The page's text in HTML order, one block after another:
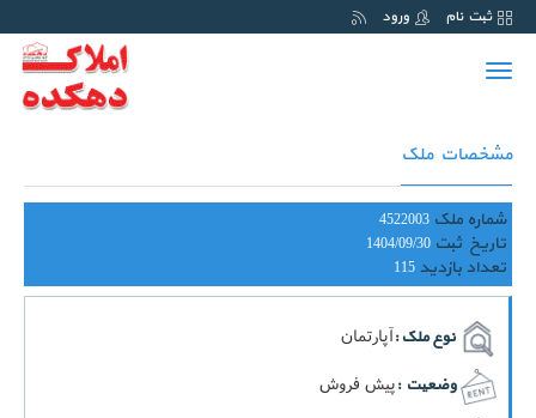
ثبت نام ورود
Toggle
مشخصات ملک
شماره ملک 4522003
تاریخ ثبت 1404/09/30
تعداد بازدید 115
نوع ملک :آپارتمان
وضعیت :پیش فروش